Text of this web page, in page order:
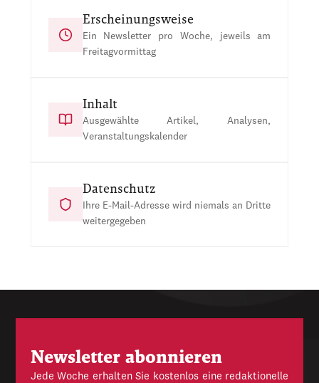
Erscheinungsweise
Ein Newsletter pro Woche, jeweils am
Freitagvormittag
Inhalt
Ausgewählte Artikel, Analysen,
Veranstaltungskalender
Datenschutz
Ihre E-Mail-Adresse wird niemals an Dritte
weitergegeben
Newsletter abonnieren
Jede Woche erhalten Sie kostenlos eine redaktionelle